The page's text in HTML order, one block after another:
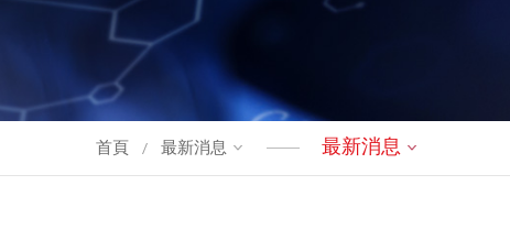
首頁 最新消息 最新消息